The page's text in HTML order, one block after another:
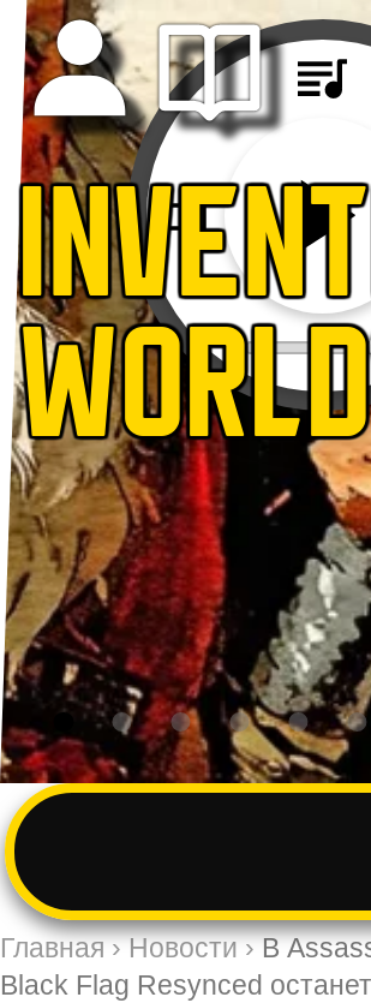
Главная›Новости›В
Black Flag Resynced